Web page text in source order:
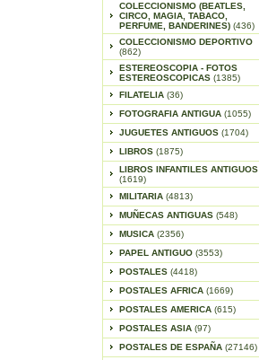
COLECCIONISMO (BEATLES,
CIRCO, MAGIA, TABACO,
PERFUME, BANDERINES) (436)
COLECCIONISMO DEPORTIVO
(862)
ESTEREOSCOPIA - FOTOS
ESTEREOSCOPICAS (1385)
FILATELIA (36)
FOTOGRAFIA ANTIGUA (1055)
JUGUETES ANTIGUOS (1704)
LIBROS (1875)
LIBROS INFANTILES ANTIGUOS
(1619)
MILITARIA (4813)
MUÑECAS ANTIGUAS (548)
MUSICA (2356)
PAPEL ANTIGUO (3553)
POSTALES (4418)
POSTALES AFRICA (1669)
POSTALES AMERICA (615)
POSTALES ASIA (97)
POSTALES DE ESPAÑA (27146)